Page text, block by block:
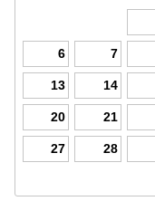
6 7
13 14
20 21
27 28